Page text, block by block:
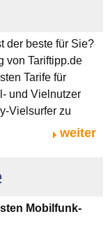
der beste für Sie?
von Tariftipp.de
Tarife für
und Vielnutzer
Vielsurfer zu
weiter
Mobilfunk-